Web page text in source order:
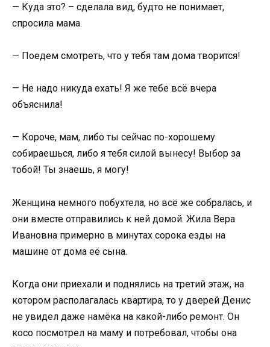
— Куда это? – сделала вид, будто не понимает,
спросила мама.
— Поедем смотреть, что у тебя там дома творится!
— Не надо никуда ехать! Я же тебе всё вчера
объяснила!
— Короче, мам, либо ты сейчас по-хорошему
собираешься, либо я тебя силой вынесу! Выбор за
тобой! Ты знаешь, я могу!
Женщина немного побухтела, но всё же собралась, и
они вместе отправились к ней домой. Жила Вера
Ивановна примерно в минутах сорока езды на
машине от дома её сына.
Когда они приехали и поднялись на третий этаж, на
котором располагалась квартира, то у дверей Денис
не увидел даже намёка на какой-либо ремонт. Он
косо посмотрел на маму и потребовал, чтобы она